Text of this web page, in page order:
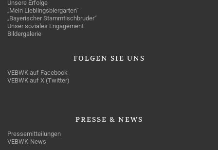
Unsere Erfolge
„Mein Lieblingsbiergarten“
„Bayerischer Stammtischbruder“
Unser soziales Engagement
Bildergalerie
FOLGEN SIE UNS
VEBWK auf Facebook
VEBWK auf X (Twitter)
PRESSE & NEWS
Pressemitteilungen
VEBWK-News